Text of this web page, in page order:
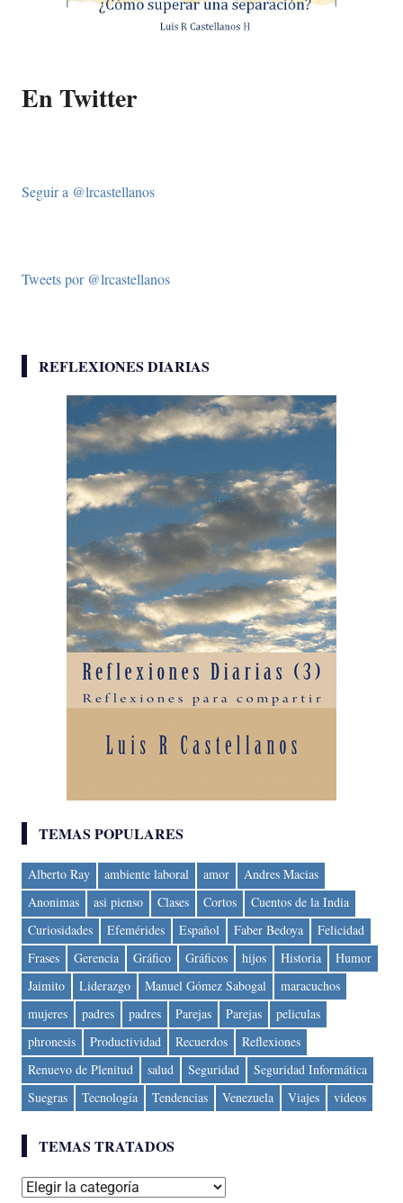
En Twitter
Seguir a @lrcastellanos
Tweets por @lrcastellanos
REFLEXIONES DIARIAS
TEMAS POPULARES
Alberto Ray ambiente laboral amor
Andres Macias
Anonimas
asi pienso Clases Cortos
Cuentos de la India
Curiosidades
Efemérides Español Faber Bedoya
Felicidad
Frases
Gerencia Gráfico Gráficos hijos Historia
Humor
Jaimito
Liderazgo Manuel Gómez Sabogal
maracuchos
mujeres
padres padres Parejas Parejas
peliculas
phronesis
Productividad Recuerdos
Reflexiones
Renuevo de Plenitud
salud Seguridad
Seguridad Informática
Suegras
Tecnología Tendencias Venezuela Viajes videos
TEMAS TRATADOS
Temas